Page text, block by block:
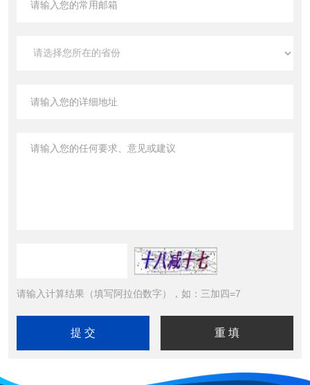
请输入计算结果（填写阿拉伯数字），如：三加四=7